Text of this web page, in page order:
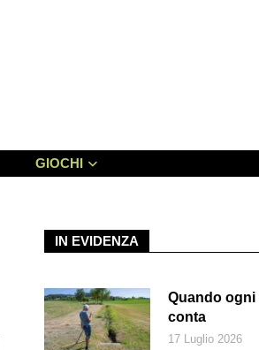
GIOCHI
IN EVIDENZA
Quando ogni
conta
17 Luglio 2026